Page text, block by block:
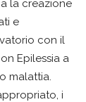
la creazione
e
con il
Epilessia a
malattia.
i